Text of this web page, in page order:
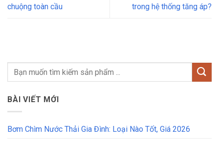
chuộng toàn cầu
trong hệ thống tăng áp?
BÀI VIẾT MỚI
Bơm Chìm Nước Thải Gia Đình: Loại Nào Tốt, Giá 2026